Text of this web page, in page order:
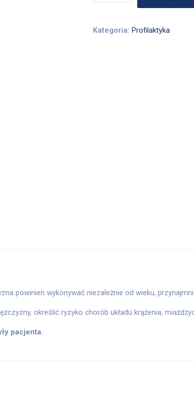
MĘŻCZYZNA
Kategoria: Profilaktyka
powinien wykonywać niezależnie od wieku,
określić ryzyko chorób układu krążenia,
pacjenta.